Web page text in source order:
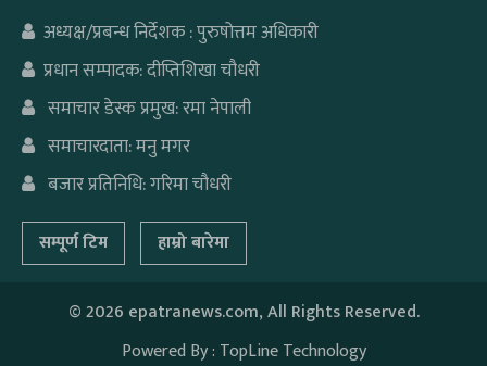
अध्यक्ष/प्रबन्ध निर्देशक : पुरुषोत्तम अधिकारी
प्रधान सम्पादक: दीप्तिशिखा चौधरी
समाचार डेस्क प्रमुख: रमा नेपाली
समाचारदाता: मनु मगर
बजार प्रतिनिधि: गरिमा चौधरी
सम्पूर्ण टिम हाम्रो बारेमा
©2026 epatranews.com, All Rights Reserved.
Powered By : TopLine Technology